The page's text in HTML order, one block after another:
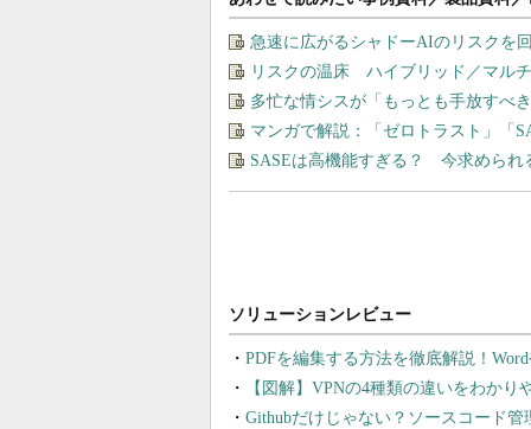
急速に広がるシャドーAIのリスクを
リスクの温床 ハイブリッド／マル
多忙な情シスが「もっとも手放すべ
マンガで解説：「ゼロトラスト」「
SASEは高機能すぎる？ 今求められ
PDFを編集する方法を徹底解説！
【図解】VPNの4種類の違いをわか
Githubだけじゃない？ソースコード